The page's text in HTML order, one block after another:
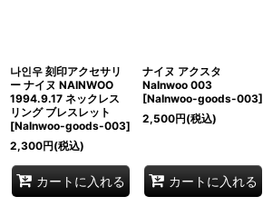
나인우 刻印アクセサリ
ー ナイヌ NAINWOO
1994.9.17 ネックレス
リング ブレスレット
[NaInwoo-goods-003]
2,300円(税込)
カートに入れる
ナイヌ アクスタ
NaInwoo 003
[NaInwoo-goods-003]
2,500円(税込)
カートに入れる